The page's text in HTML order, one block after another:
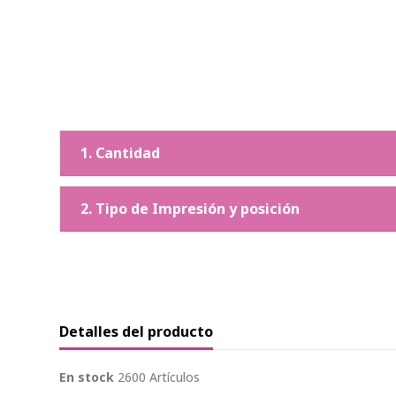
1. Cantidad
2. Tipo de Impresión y posición
Detalles del producto
En stock 2600 Artículos